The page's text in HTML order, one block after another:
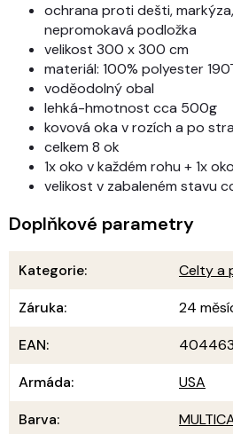
ochrana proti dešti,
nepromokavá podložka
velikost 300 x 300 cm
materiál: 100% polyester
voděodolný obal
lehká-hmotnost cca 500g
kovová oka v rozích a po
celkem 8 ok
1x oko v každém rohu + 1x
velikost v zabaleném stavu
Doplňkové parametry
Kategorie:
Celty a
Záruka:
24
EAN:
Armáda:
USA
Barva: